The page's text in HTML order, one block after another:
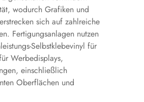
wodurch Grafiken und
sich auf zahlreiche
Fertigungsanlagen nutzen
Selbstklebevinyl für
Werbedisplays,
einschließlich
Oberflächen und